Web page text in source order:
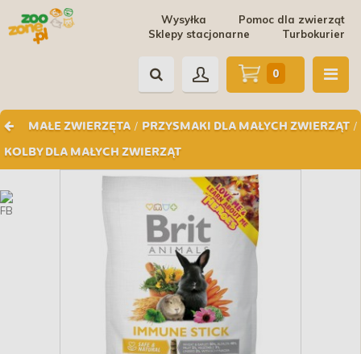
Pomoc dla zwierząt
Wysyłka
Turbokurier
Sklepy stacjonarne
MAŁE ZWIERZĘTA / PRZYSMAKI DLA MAŁYCH ZWIERZĄT /
KOLBY DLA MAŁYCH ZWIERZĄT
0